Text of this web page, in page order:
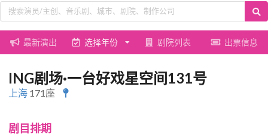
最新演出 选择年份 剧院列表 出票信息
ING剧场·一台好戏星空间131号
上海 171座
剧目排期